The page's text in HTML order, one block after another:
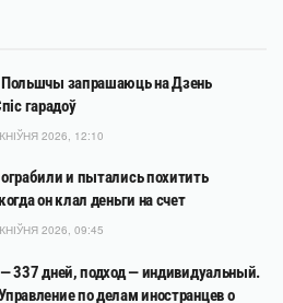
Польшчы запрашаюць на Дзень
гарадоў
2026, 12:10
и пытались похитить
он клал деньги на счет
2026, 09:45
337 дней, подход — индивидуальный.
по делам иностранцев о